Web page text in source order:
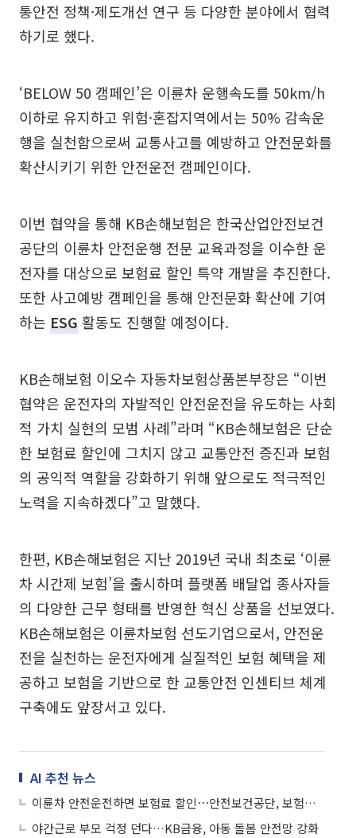
통안전 정책·제도개선 연구 등 다양한 분야에서 협력
하기로 했다.
‘BELOW 50 캠페인’은 이륜차 운행속도를 50km/h
이하로 유지하고 위험·혼잡지역에서는 50% 감속운
행을 실천함으로써 교통사고를 예방하고 안전문화를
확산시키기 위한 안전운전 캠페인이다.
이번 협약을 통해 KB손해보험은 한국산업안전보건
공단의 이륜차 안전운행 전문 교육과정을 이수한 운
전자를 대상으로 보험료 할인 특약 개발을 추진한다.
또한 사고예방 캠페인을 통해 안전문화 확산에 기여
하는 ESG활동도 진행할 예정이다.
KB손해보험 이오수 자동차보험상품본부장은 “이번
협약은 운전자의 자발적인 안전운전을 유도하는 사회
적 가치 실현의 모범 사례”라며 “KB손해보험은 단순
한 보험료 할인에 그치지 않고 교통안전 증진과 보험
의 공익적 역할을 강화하기 위해 앞으로도 적극적인
노력을 지속하겠다”고 말했다.
한편, KB손해보험은 지난 2019년 국내 최초로 ‘이륜
차 시간제 보험’을 출시하며 플랫폼 배달업 종사자들
의 다양한 근무 형태를 반영한 혁신 상품을 선보였다.
KB손해보험은 이륜차보험 선도기업으로서, 안전운
전을 실천하는 운전자에게 실질적인 보험 혜택을 제
공하고 보험을 기반으로 한 교통안전 인센티브 체계
구축에도 앞장서고 있다.
AI 추천 뉴스
이륜차 안전운전하면 보험료 할인⋯안전보건공단, 보험사와 MOU
야간근로 부모 걱정 던다…KB금융, 아동 돌봄 안전망 강화